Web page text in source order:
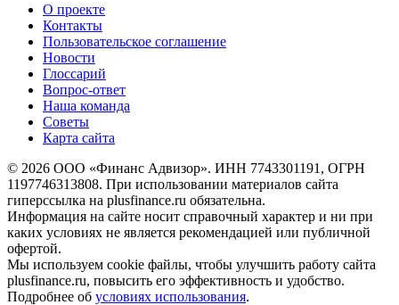
О проекте
Контакты
Пользовательское соглашение
Новости
Глоссарий
Вопрос-ответ
Наша команда
Советы
Карта сайта
© 2026 ООО «Финанс Адвизор». ИНН 7743301191, ОГРН
1197746313808. При использовании материалов сайта
гиперссылка на plusfinance.ru обязательна.
Информация на сайте носит справочный характер и ни при
каких условиях не является рекомендацией или публичной
офертой.
Мы используем cookie файлы, чтобы улучшить работу сайта
plusfinance.ru, повысить его эффективность и удобство.
Подробнее об условиях использования.